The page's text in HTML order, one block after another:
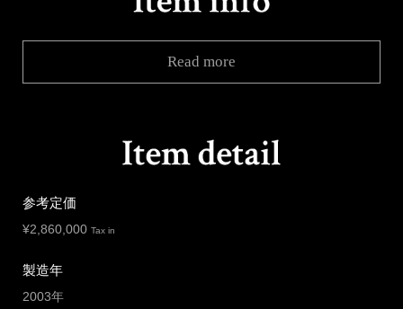
Read more
参考定価
¥2,860,000 Tax in
製造年
2003年